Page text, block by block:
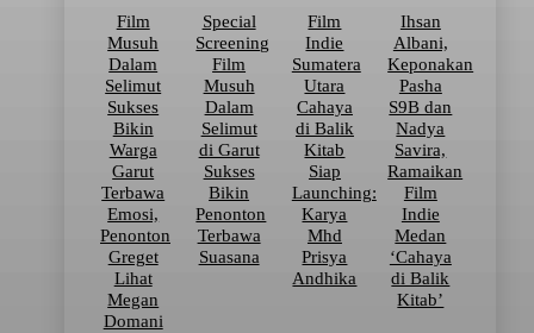
Film
Musuh
Dalam
Selimut
Sukses
Bikin
Warga
Garut
Terbawa
Emosi,
Penonton
Greget
Lihat
Megan
Domani
Special
Screening
Film
Musuh
Dalam
Selimut
di Garut
Sukses
Bikin
Penonton
Terbawa
Suasana
Film
Indie
Sumatera
Utara
Cahaya
di Balik
Kitab
Siap
Launching:
Karya
Mhd
Prisya
Andhika
Ihsan
Albani,
Keponakan
Pasha
S9B dan
Nadya
Savira,
Ramaikan
Film
Indie
Medan
‘Cahaya
di Balik
Kitab’